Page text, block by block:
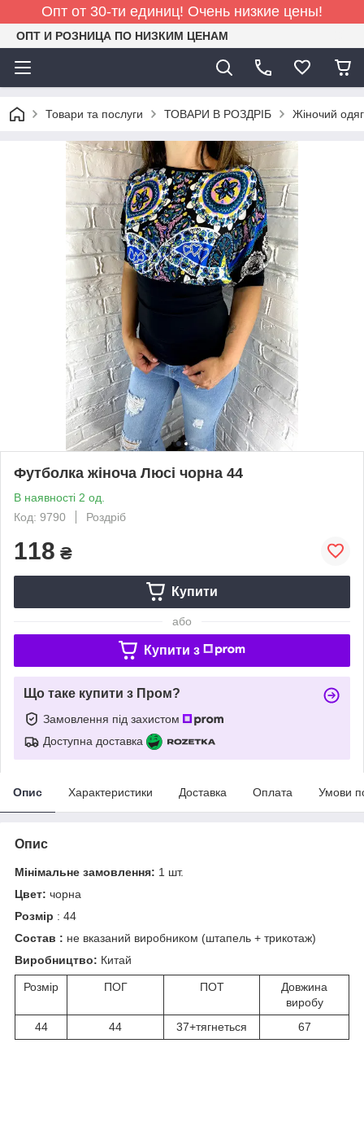
Опт от 30-ти единиц! Очень низкие цены!
ОПТ И РОЗНИЦА ПО НИЗКИМ ЦЕНАМ
Товари та послуги ТОВАРИ В РОЗДРІБ Жіночий одяг
Футболка жіноча Люсі чорна 44
В наявності 2 од.
Код: 9790
Роздріб
118 ₴
Купити
або
Купити з
Що таке купити з Пром?
Замовлення під захистом
Доступна доставка
Опис Характеристики Доставка Оплата Умови
Опис
Мінімальне замовлення: 1 шт.
Цвет: чорна
Розмір : 44
Состав : не вказаний виробником (штапель + трикотаж)
Виробництво: Китай
Розмір ПОГ ПОТ
Довжина
виробу
44
44 37+тягнеться 67